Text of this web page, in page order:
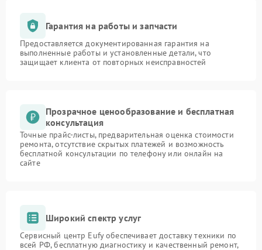
Гарантия на работы и запчасти
Предоставляется документированная гарантия на
выполненные работы и установленные детали, что
защищает клиента от повторных неисправностей
Прозрачное ценообразование и бесплатная
консультация
Точные прайс-листы, предварительная оценка стоимости
ремонта, отсутствие скрытых платежей и возможность
бесплатной консультации по телефону или онлайн на
сайте
Широкий спектр услуг
Сервисный центр Eufy обеспечивает доставку техники по
всей РФ, бесплатную диагностику и качественный ремонт,